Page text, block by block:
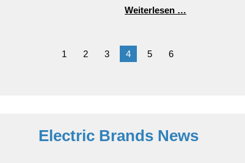
Weiterlesen …
1 2 3 4 5 6
Electric Brands News